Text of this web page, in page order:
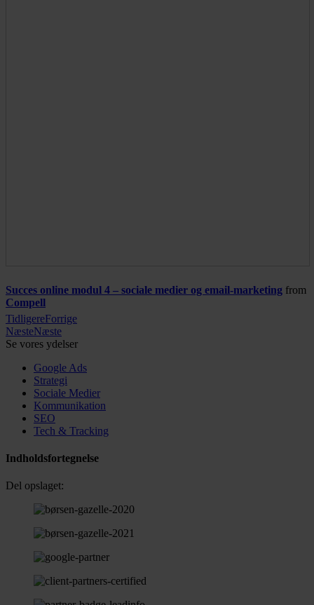
Succes online modul 4 – sociale medier og email-marketing from
Compell
TidligereForrige
NæsteNæste
Se vores ydelser
Google Ads
Strategi
Sociale Medier
Kommunikation
SEO
Tech & Tracking
Indholdsfortegnelse
Del opslaget: